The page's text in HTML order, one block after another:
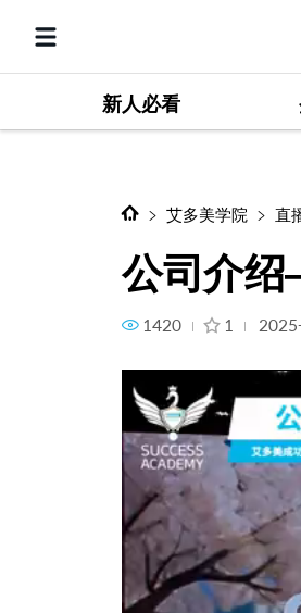
新人必看 公司介
艾多美学院 直
公司介
1420 1